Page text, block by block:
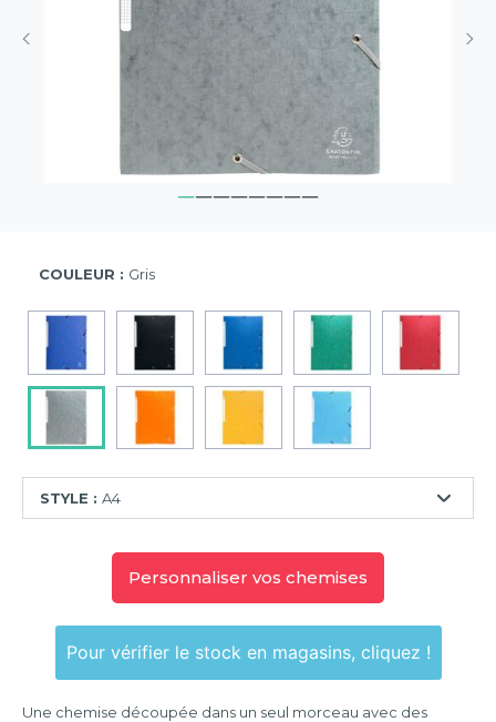
COULEUR : Gris
STYLE : A4
Personnaliser vos chemises
Pour vérifier le stock en magasins, cliquez !
Une chemise découpée dans un seul morceau avec des